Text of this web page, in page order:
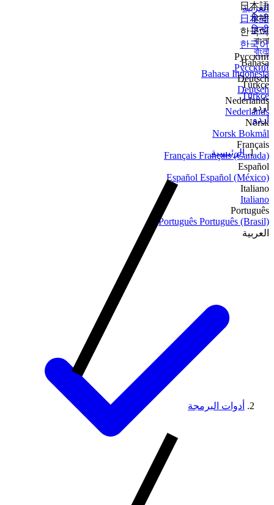
العربية
हिन्दी
हिन्दी
বাংলা
বাংলা
Bahasa
Bahasa Indonesia
Türkçe
Türkçe
اردو
اردو
日本語
日本語
한국어
한국어
Русский
Русский
Deutsch
Deutsch
Nederlands
Nederlands
Norsk
Norsk Bokmål
Français
Français Français (Canada)
Español
Español Español (México)
Italiano
Italiano
Português
Português Português (Brasil)
العربية
الرئيسية
أدوات البرمجة